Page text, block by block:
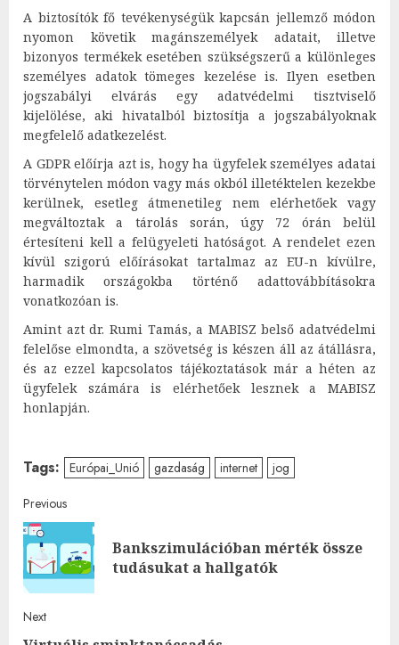
A biztosítók fő tevékenységük kapcsán jellemző módon
nyomon követik magánszemélyek adatait, illetve
bizonyos termékek esetében szükségszerű a különleges
személyes adatok tömeges kezelése is. Ilyen esetben
jogszabályi elvárás egy adatvédelmi tisztviselő
kijelölése, aki hivatalból biztosítja a jogszabályoknak
megfelelő adatkezelést.
A GDPR előírja azt is, hogy ha ügyfelek személyes adatai
törvénytelen módon vagy más okból illetéktelen kezekbe
kerülnek, esetleg átmenetileg nem elérhetőek vagy
megváltoztak a tárolás során, úgy 72 órán belül
értesíteni kell a felügyeleti hatóságot. A rendelet ezen
kívül szigorú előírásokat tartalmaz az EU-n kívülre,
harmadik országokba történő adattovábbításokra
vonatkozóan is.
Amint azt dr. Rumi Tamás, a MABISZ belső adatvédelmi
felelőse elmondta, a szövetség is készen áll az átállásra,
és az ezzel kapcsolatos tájékoztatások már a héten az
ügyfelek számára is elérhetőek lesznek a MABISZ
honlapján.
Tags: Európai_Unió gazdaság internet jog
Post
navigation
Previous
Bankszimulációban mérték össze
tudásukat a hallgatók
Next